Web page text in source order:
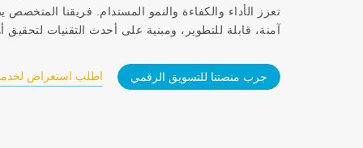
تعزز الأداء والكفاءة والنمو المستدام. فريقنا
آمنة، قابلة للتطوير، ومبنية على أحدث التقنيات لتحقيق
جرب منصتنا للتسويق الرقمي اطلب استعراض